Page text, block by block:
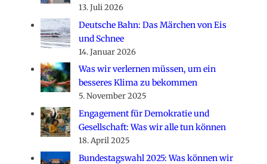
13. Juli 2026
Deutsche Bahn: Das Märchen von Eis
und Schnee
14. Januar 2026
Was wir verlernen müssen, um ein
besseres Klima zu bekommen
5. November 2025
Engagement für Demokratie und
Gesellschaft: Was wir alle tun können
18. April 2025
Bundestagswahl 2025: Was können wir